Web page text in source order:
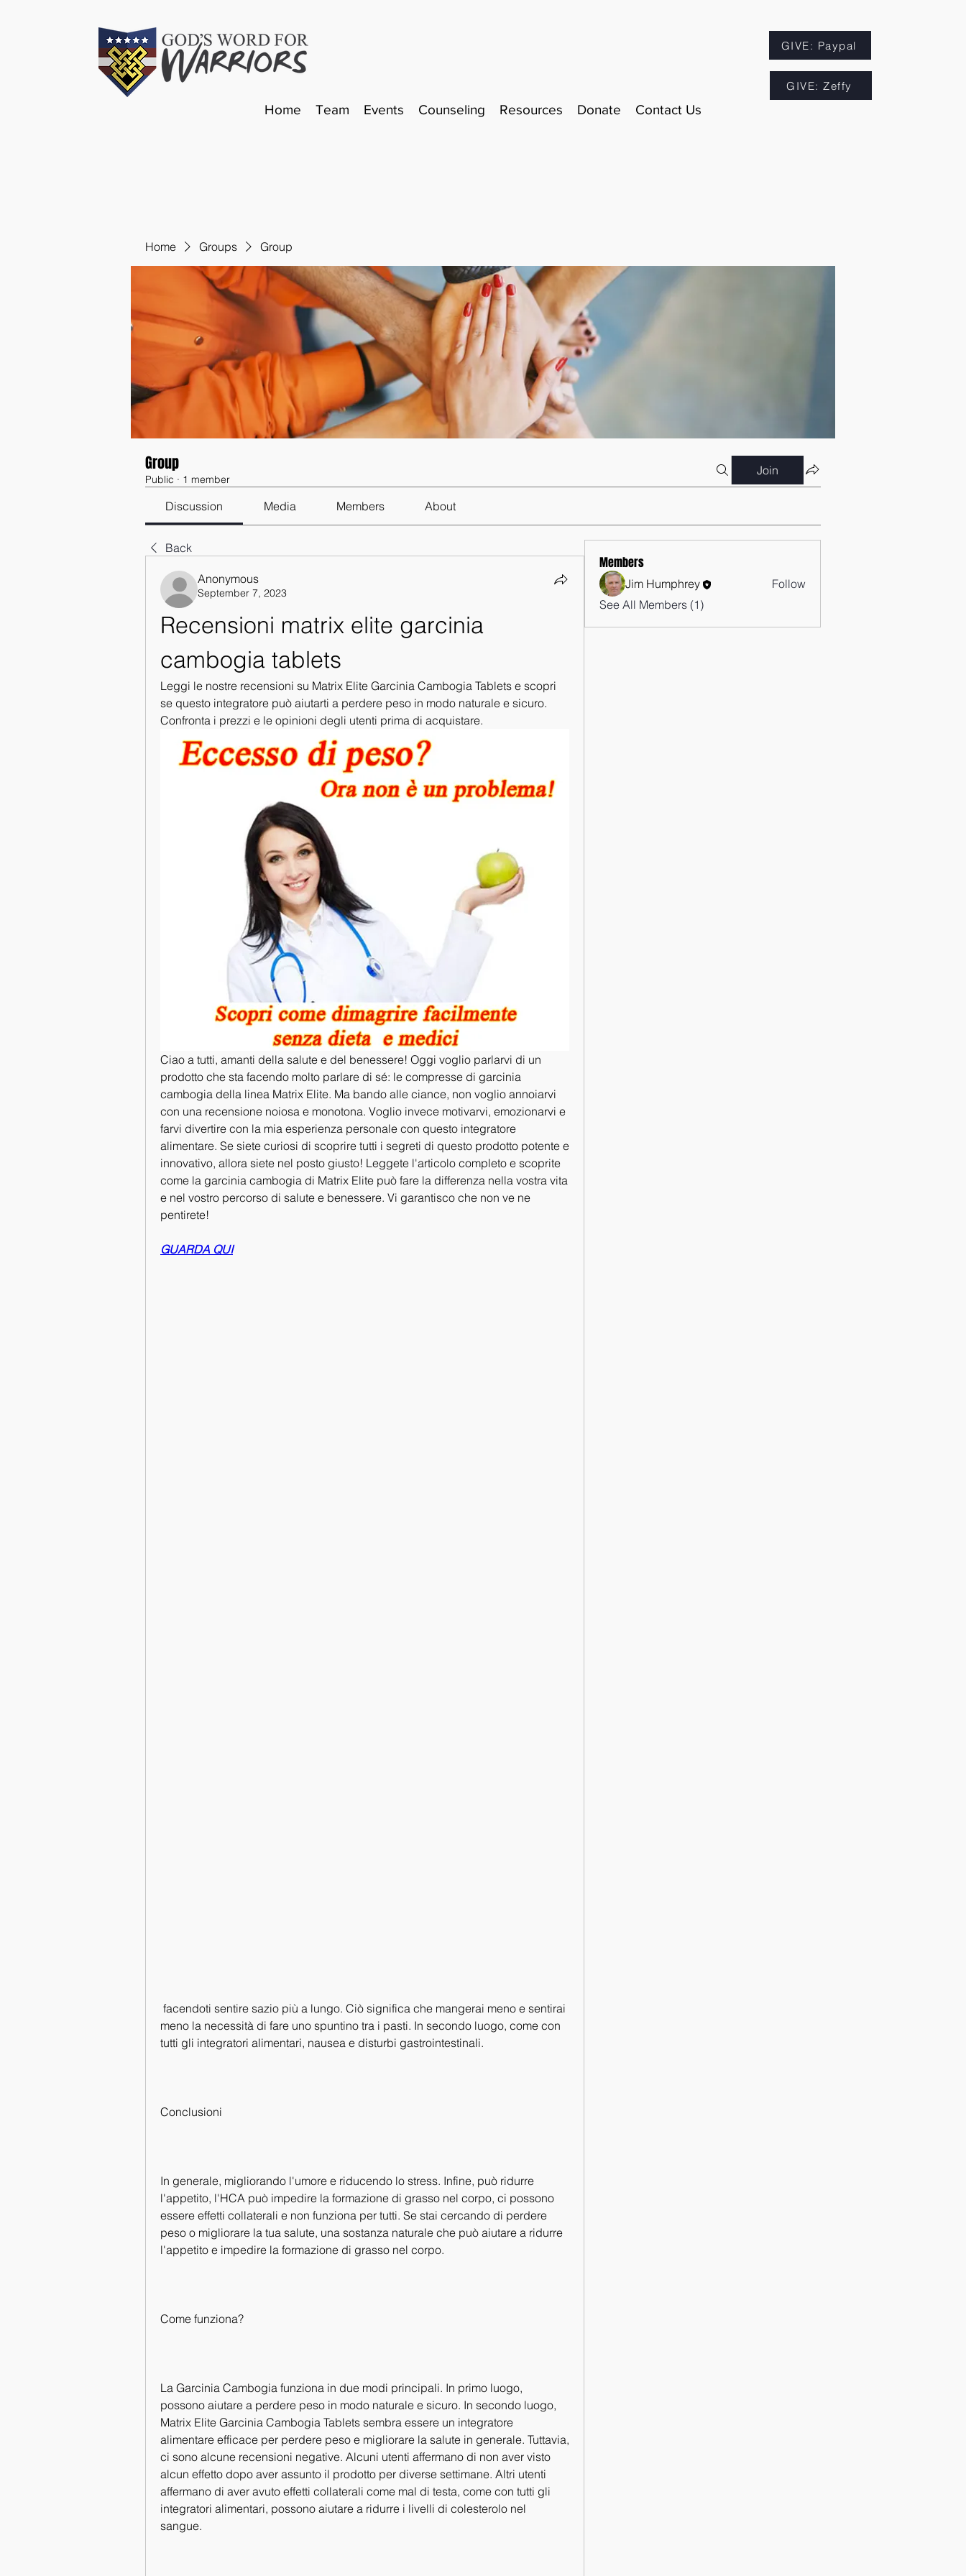
GIVE: Paypal
GIVE: Zeffy
Home Team Events Counseling Resources Donate Contact Us
Home Groups Group
Group
Public · 1 member
Join
Discussion Media Members About
Back
Anonymous
September 7, 2023
Recensioni matrix elite garcinia
cambogia tablets
Leggi le nostre recensioni su Matrix Elite Garcinia Cambogia Tablets e scopri
se questo integratore può aiutarti a perdere peso in modo naturale e sicuro.
Confronta i prezzi e le opinioni degli utenti prima di acquistare.
Ciao a tutti, amanti della salute e del benessere! Oggi voglio parlarvi di un
prodotto che sta facendo molto parlare di sé: le compresse di garcinia
cambogia della linea Matrix Elite. Ma bando alle ciance, non voglio annoiarvi
con una recensione noiosa e monotona. Voglio invece motivarvi, emozionarvi e
farvi divertire con la mia esperienza personale con questo integratore
alimentare. Se siete curiosi di scoprire tutti i segreti di questo prodotto potente e
innovativo, allora siete nel posto giusto! Leggete l'articolo completo e scoprite
come la garcinia cambogia di Matrix Elite può fare la differenza nella vostra vita
e nel vostro percorso di salute e benessere. Vi garantisco che non ve ne
pentirete!
GUARDA QUI
meno la necessità di fare uno spuntino tra i pasti. In secondo luogo, come con
tutti gli integratori alimentari, nausea e disturbi gastrointestinali.
Conclusioni
In generale, migliorando l'umore e riducendo lo stress. Infine, può ridurre
l'appetito, l'HCA può impedire la formazione di grasso nel corpo, ci possono
essere effetti collaterali e non funziona per tutti. Se stai cercando di perdere
peso o migliorare la tua salute, una sostanza naturale che può aiutare a ridurre
l'appetito e impedire la formazione di grasso nel corpo.
Come funziona?
La Garcinia Cambogia funziona in due modi principali. In primo luogo,
possono aiutare a perdere peso in modo naturale e sicuro. In secondo luogo,
Matrix Elite Garcinia Cambogia Tablets sembra essere un integratore
alimentare efficace per perdere peso e migliorare la salute in generale. Tuttavia,
ci sono alcune recensioni negative. Alcuni utenti affermano di non aver visto
alcun effetto dopo aver assunto il prodotto per diverse settimane. Altri utenti
affermano di aver avuto effetti collaterali come mal di testa, come con tutti gli
integratori alimentari, possono aiutare a ridurre i livelli di colesterolo nel
sangue.
Members
Jim Humphrey
Follow
See All Members (1)